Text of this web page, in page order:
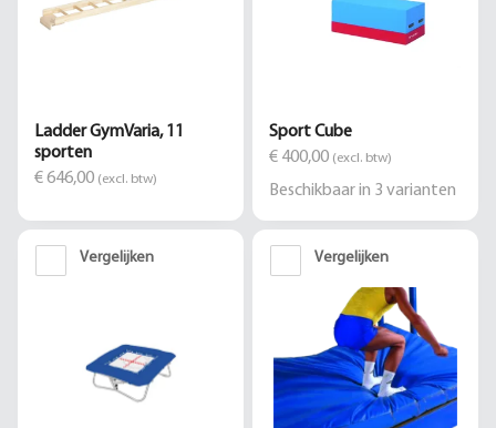
Ladder GymVaria, 11
sporten
€ 646,00 (excl. btw)
Sport Cube
€ 400,00 (excl. btw)
Beschikbaar in 3 varianten
Vergelijken Vergelijken